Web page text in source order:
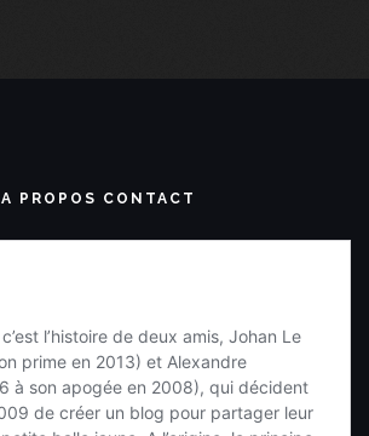
A PROPOS CONTACT